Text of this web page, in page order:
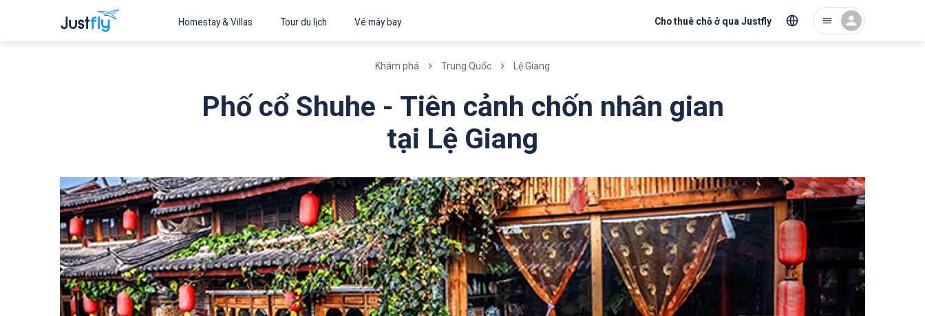
Homestay & Villas Tour du lịch Vé máy bay Cho thuê chỗ ở qua Justfly
Khám phá Trung Quốc Lệ Giang
Phố cổ Shuhe - Tiên cảnh chốn nhân gian
tại Lệ Giang